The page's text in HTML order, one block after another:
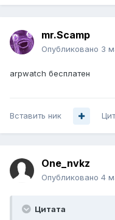
mr.Scamp
Опубликовано 3
arpwatch бесплатен
Вставить ник
One_nvkz
Опубликовано 4
Цитата